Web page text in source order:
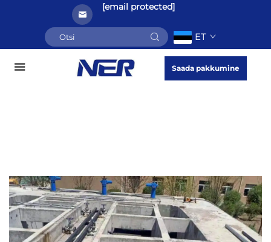
[email protected]
ET
Saada pakkumine